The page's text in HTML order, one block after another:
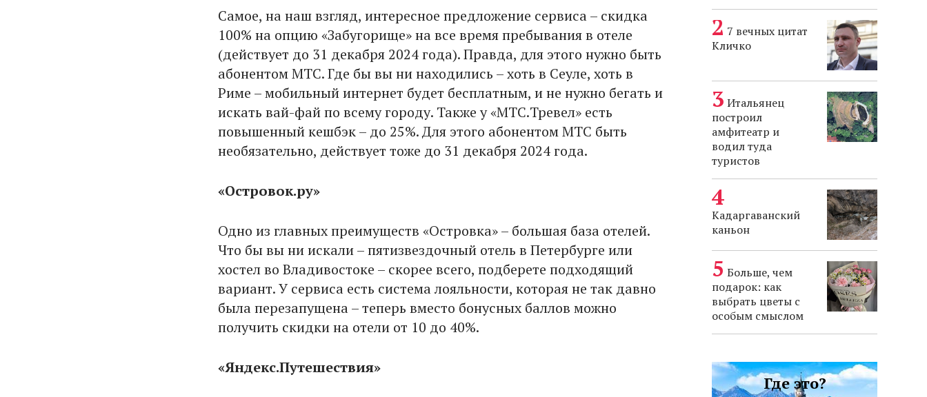
Самое, на наш взгляд, интересное предложение сервиса – скидка
100% на опцию «Забугорище» на все время пребывания в отеле
(действует до 31 декабря 2024 года). Правда, для этого нужно быть
абонентом МТС. Где бы вы ни находились – хоть в Сеуле, хоть в
Риме – мобильный интернет будет бесплатным, и не нужно бегать и
искать вай-фай по всему городу. Также у «МТС.Тревел» есть
повышенный кешбэк – до 25%. Для этого абонентом МТС быть
необязательно, действует тоже до 31 декабря 2024 года.
«Островок.ру»
Одно из главных преимуществ «Островка» – большая база отелей.
Что бы вы ни искали – пятизвездочный отель в Петербурге или
хостел во Владивостоке – скорее всего, подберете подходящий
вариант. У сервиса есть система лояльности, которая не так давно
была перезапущена – теперь вместо бонусных баллов можно
получить скидки на отели от 10 до 40%.
«Яндекс.Путешествия»
7 вечных цитат
Кличко
Итальянец
построил
амфитеатр и
водил туда
туристов
Кадаргаванский
каньон
Больше, чем
подарок: как
выбрать цветы с
особым смыслом
Где это?